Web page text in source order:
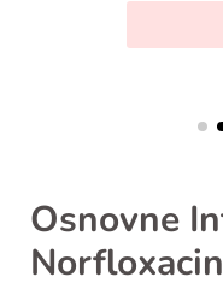
Osnovne